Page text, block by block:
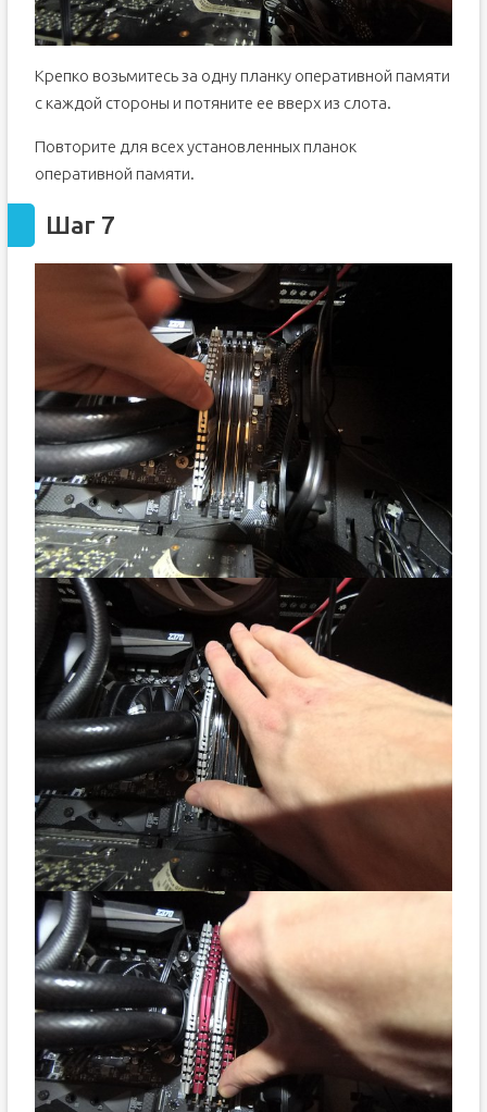
Крепко возьмитесь за одну планку оперативной памяти
с каждой стороны и потяните ее вверх из слота.
Повторите для всех установленных планок
оперативной памяти.
Шаг 7